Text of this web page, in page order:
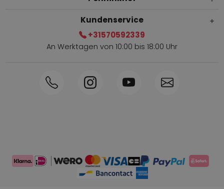
Telefonische Bestellung möglich
Persönliche Beratung: 0031-570592339
Kundenservice
+31570592339
An Werktagen von 10:00 bis 18:00 Uhr